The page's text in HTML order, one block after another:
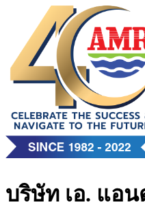
content
บริษัท เอ. แอ